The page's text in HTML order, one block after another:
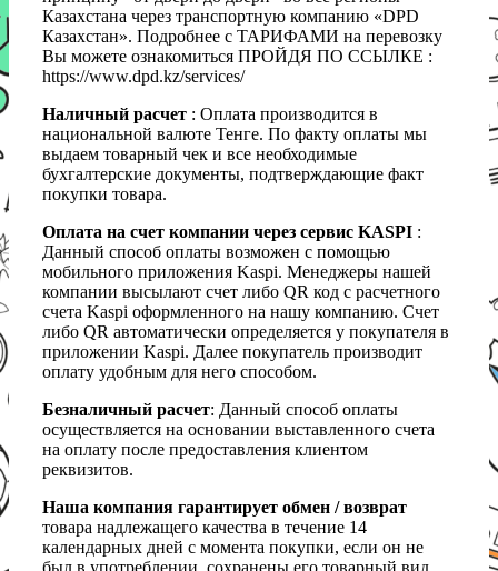
Казахстана через транспортную компанию «DPD
Казахстан». Подробнее с ТАРИФАМИ на перевозку
Вы можете ознакомиться ПРОЙДЯ ПО ССЫЛКЕ :
https://www.dpd.kz/services/
Наличный расчет : Оплата производится в
национальной валюте Тенге. По факту оплаты мы
выдаем товарный чек и все необходимые
бухгалтерские документы, подтверждающие факт
покупки товара.
Оплата на счет компании через сервис KASPI :
Данный способ оплаты возможен с помощью
мобильного приложения Kaspi. Менеджеры нашей
компании высылают счет либо QR код с расчетного
счета Kaspi оформленного на нашу компанию. Счет
либо QR автоматически определяется у покупателя в
приложении Kaspi. Далее покупатель производит
оплату удобным для него способом.
Безналичный расчет: Данный способ оплаты
осуществляется на основании выставленного счета
на оплату после предоставления клиентом
реквизитов.
Наша компания гарантирует обмен / возврат
товара надлежащего качества в течение 14
календарных дней с момента покупки, если он не